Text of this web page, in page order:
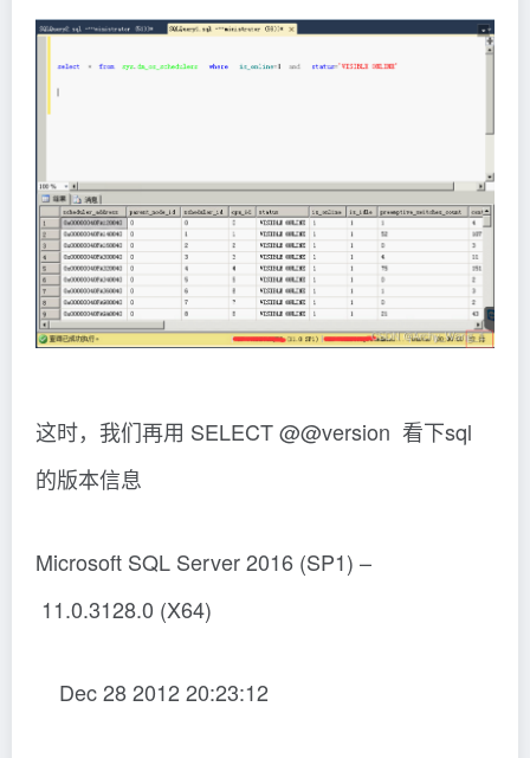
这时，我们再用 SELECT @@version 看下sql
的版本信息
Microsoft SQL Server 2016 (SP1) –
11.0.3128.0 (X64)
Dec 28 2012 20:23:12